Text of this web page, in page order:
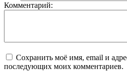
Комментарий:
Сохранить моё имя, email и
последующих моих комментариев.